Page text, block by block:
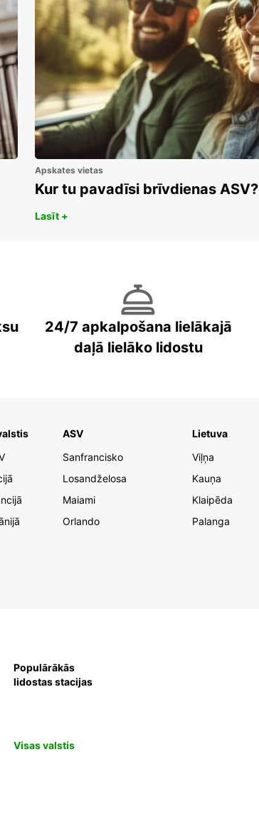
Apskates vietas
Kur tu pavadīsi brīvdienas ASV?
Lasīt +
24/7 apkalpošana lielākajā
daļā lielāko lidostu
ASV
Sanfrancisko
Losandželosa
Maiami
Orlando
Lietuva
Viļņa
Kauņa
Klaipēda
Palanga
Populārākās
lidostas stacijas
Visas valstis